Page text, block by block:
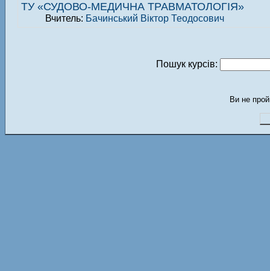
ТУ «СУДОВО-МЕДИЧНА ТРАВМАТОЛОГІЯ»
Вчитель: Бачинський Віктор Теодосович
Пошук курсів:
Ви не